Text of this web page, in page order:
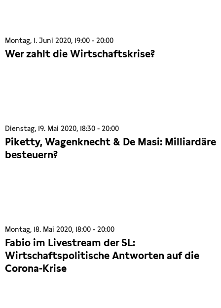
Montag, 1. Juni 2020, 19:00 - 20:00
Wer zahlt die Wirtschaftskrise?
Dienstag, 19. Mai 2020, 18:30 - 20:00
Piketty, Wagenknecht & De Masi: Milliardäre
besteuern?
Montag, 18. Mai 2020, 18:00 - 20:00
Fabio im Livestream der SL:
Wirtschaftspolitische Antworten auf die
Corona-Krise